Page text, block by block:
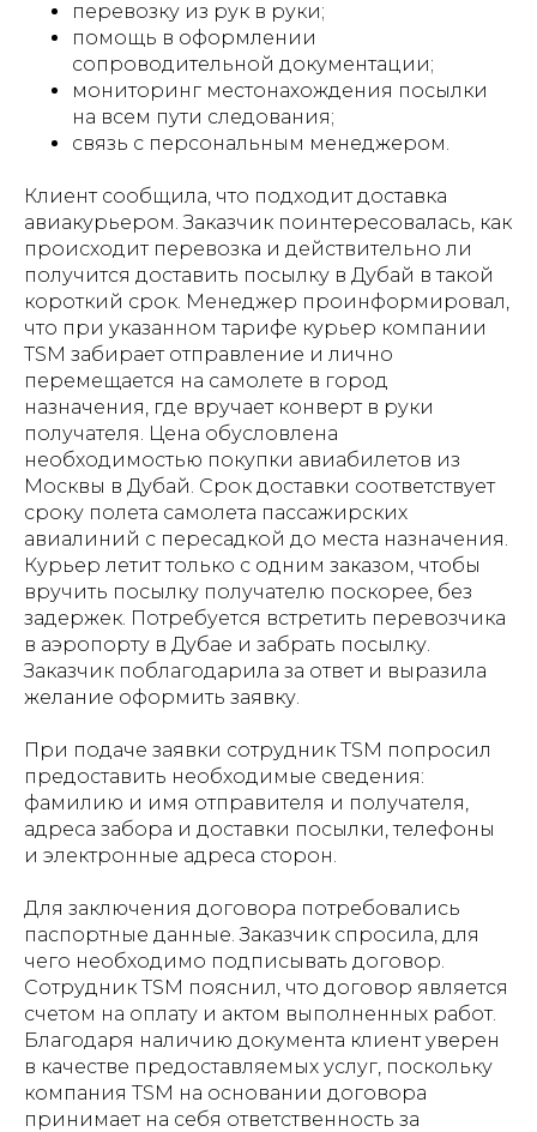
перевозку из рук в руки;
помощь в оформлении
сопроводительной документации;
мониторинг местонахождения посылки
на всем пути следования;
связь с персональным менеджером.
Клиент сообщила, что подходит доставка
авиакурьером. Заказчик поинтересовалась, как
происходит перевозка и действительно ли
получится доставить посылку в Дубай в такой
короткий срок. Менеджер проинформировал,
что при указанном тарифе курьер компании
TSM забирает отправление и лично
перемещается на самолете в город
назначения, где вручает конверт в руки
получателя. Цена обусловлена
необходимостью покупки авиабилетов из
Москвы в Дубай. Срок доставки соответствует
сроку полета самолета пассажирских
авиалиний с пересадкой до места назначения.
Курьер летит только с одним заказом, чтобы
вручить посылку получателю поскорее, без
задержек. Потребуется встретить перевозчика
в аэропорту в Дубае и забрать посылку.
Заказчик поблагодарила за ответ и выразила
желание оформить заявку.
При подаче заявки сотрудник TSM попросил
предоставить необходимые сведения:
фамилию и имя отправителя и получателя,
адреса забора и доставки посылки, телефоны
и электронные адреса сторон.
Для заключения договора потребовались
паспортные данные. Заказчик спросила, для
чего необходимо подписывать договор.
Сотрудник TSM пояснил, что договор является
счетом на оплату и актом выполненных работ.
Благодаря наличию документа клиент уверен
в качестве предоставляемых услуг, поскольку
компания TSM на основании договора
принимает на себя ответственность за